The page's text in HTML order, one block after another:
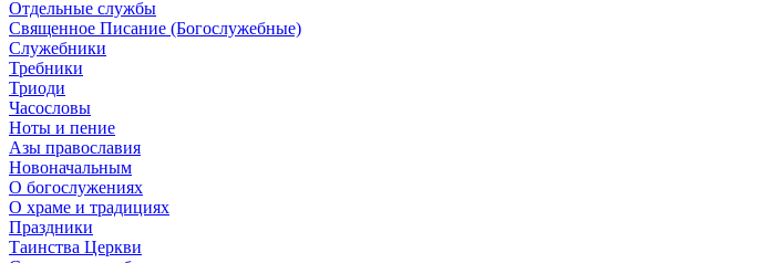
Отдельные службы
Священное Писание (Богослужебные)
Служебники
Требники
Триоди
Часословы
Ноты и пение
Азы православия
Новоначальным
О богослужениях
О храме и традициях
Праздники
Таинства Церкви